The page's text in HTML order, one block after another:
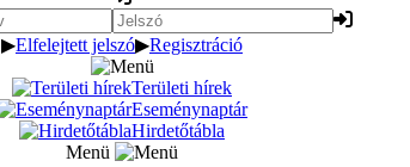
▶Elfelejtett jelszó▶Regisztráció
Területi hírek
Eseménynaptár
Hirdetőtábla
Menü